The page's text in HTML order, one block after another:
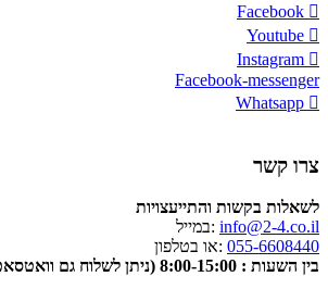
Facebook
Youtube
Instagram
Facebook-messenger
Whatsapp
צרו קשר
לשאלות בקשות והתייעצויות
info@2-4.co.il :במייל
055-6608440 :או בטלפון
בין השעות : 8:00-15:00 (ניתן לשלוח גם וואטסאפ)